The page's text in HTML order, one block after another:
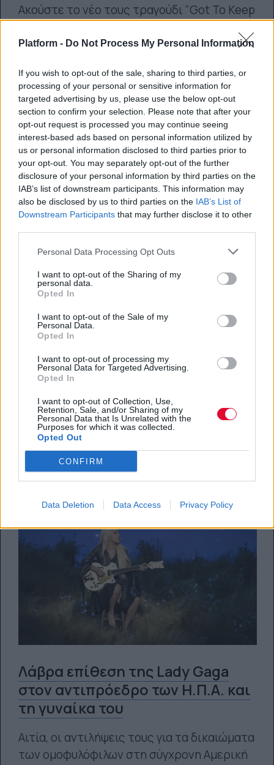
Platform - Do Not Process My Personal Information
If you wish to opt-out of the sale, sharing to third parties, or
processing of your personal or sensitive information for
targeted advertising by us, please use the below opt-out
section to confirm your selection. Please note that after your
opt-out request is processed you may continue seeing
interest-based ads based on personal information utilized by
us or personal information disclosed to third parties prior to
your opt-out. You may separately opt-out of the further
disclosure of your personal information by third parties on the
IAB’s list of downstream participants. This information may
also be disclosed by us to third parties on the IAB’s List of
Downstream Participants that may further disclose it to other
Personal Data Processing Opt Outs
I want to opt-out of the Sharing of my
personal data.
Opted In
I want to opt-out of the Sale of my
Personal Data.
Opted In
I want to opt-out of processing my
Personal Data for Targeted Advertising.
Opted In
I want to opt-out of Collection, Use,
Retention, Sale, and/or Sharing of my
Personal Data that Is Unrelated with the
Purposes for which it was collected.
Opted Out
CONFIRM
Data Deletion Data Access Privacy Policy
Ακούστε το νέο τους τραγούδι "Got To Keep
06.02.2019
10 δίσκοι του 2018 που άρεσαν
πολύ στους Bazooka
Επέστρεψαν με νέο δίσκο (Zero Hits) και
ετοιμάζονται για μία μεγάλη συναυλία
(Σάββατο 9 Φεβρουαρίου)...
Ξάνθος Παπανικολάου
04.02.2019
Λάβρα επίθεση της Lady Gaga
στον αντιπρόεδρο των Η.Π.Α. και
τη γυναίκα του
Αιτία, οι αντιλήψεις τους για τα δικαιώματα
των ομοφυλόφιλων στη σύγχρονη Αμερική